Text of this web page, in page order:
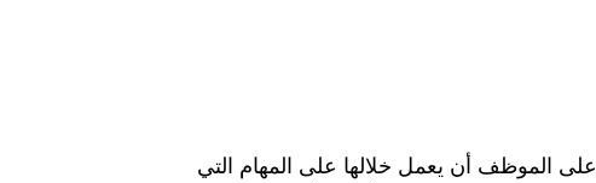
الموظف أن يعمل خلالها على المهام التي